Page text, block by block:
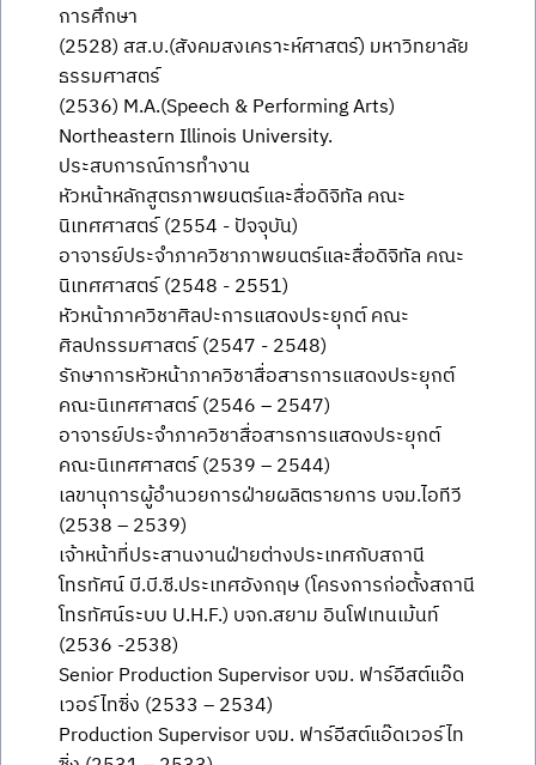
การศึกษา
(2528) สส.บ.(สังคมสงเคราะห์ศาสตร์) มหาวิทยาลัย
ธรรมศาสตร์
(2536) M.A.(Speech & Performing Arts)
Northeastern Illinois University.
ประสบการณ์การทำงาน
หัวหน้าหลักสูตรภาพยนตร์และสื่อดิจิทัล คณะ
นิเทศศาสตร์ (2554 - ปัจจุบัน)
อาจารย์ประจำภาควิชาภาพยนตร์และสื่อดิจิทัล คณะ
นิเทศศาสตร์ (2548 - 2551)
หัวหน้าภาควิชาศิลปะการแสดงประยุกต์ คณะ
ศิลปกรรมศาสตร์ (2547 - 2548)
รักษาการหัวหน้าภาควิชาสื่อสารการแสดงประยุกต์
คณะนิเทศศาสตร์ (2546 – 2547)
อาจารย์ประจำภาควิชาสื่อสารการแสดงประยุกต์
คณะนิเทศศาสตร์ (2539 – 2544)
เลขานุการผู้อำนวยการฝ่ายผลิตรายการ บจม.ไอทีวี
(2538 – 2539)
เจ้าหน้าที่ประสานงานฝ่ายต่างประเทศกับสถานี
โทรทัศน์ บี.บี.ซี.ประเทศอังกฤษ (โครงการก่อตั้งสถานี
โทรทัศน์ระบบ U.H.F.) บจก.สยาม อินโฟเทนเม้นท์
(2536 -2538)
Senior Production Supervisor บจม. ฟาร์อีสต์แอ๊ด
เวอร์ไทซิ่ง (2533 – 2534)
Production Supervisor บจม. ฟาร์อีสต์แอ๊ดเวอร์ไท